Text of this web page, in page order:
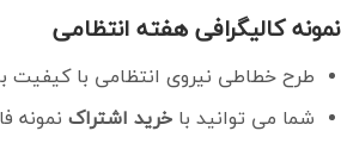
نمونه کالیگرافی هفته انتظامی
طرح خطاطی نیروی انتظامی با کیفیت
شما می توانید با خرید اشتراکنمونه